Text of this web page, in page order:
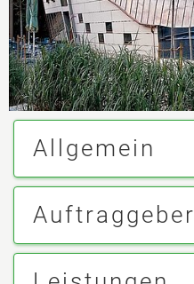
Allgemein
Auftraggeber